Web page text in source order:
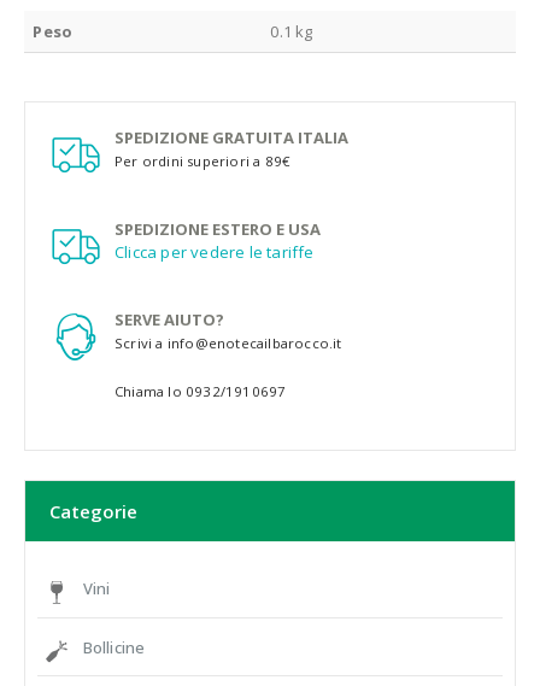
Peso 0.1 kg
SPEDIZIONE GRATUITA ITALIA
Per ordini superiori a 89€
SPEDIZIONE ESTERO E USA
Clicca per vedere le tariffe
SERVE AIUTO?
Scrivi a info@enotecailbarocco.it
Chiama lo 0932/1910697
Categorie
Vini
Bollicine